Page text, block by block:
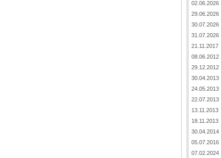
02.06.2026
29.06.2026
30.07.2026
31.07.2026
21.11.2017
08.06.2012
29.12.2012
30.04.2013
24.05.2013
22.07.2013
13.11.2013
18.11.2013
30.04.2014
05.07.2016
07.02.2024